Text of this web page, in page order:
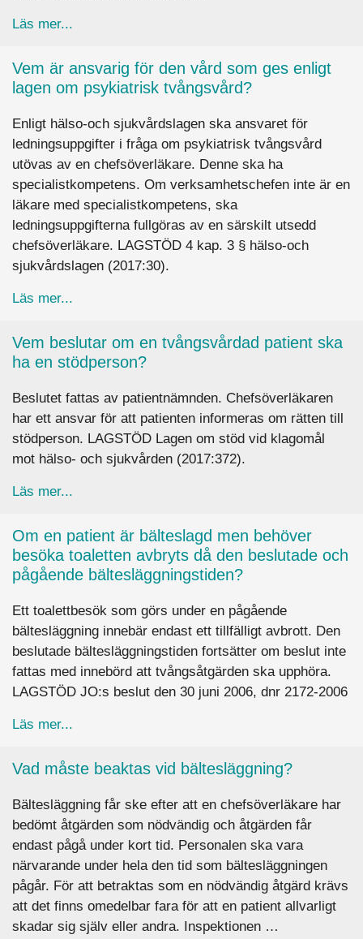
Läs mer...
Vem är ansvarig för den vård som ges enligt
lagen om psykiatrisk tvångsvård?
Enligt hälso-och sjukvårdslagen ska ansvaret för
ledningsuppgifter i fråga om psykiatrisk tvångsvård
utövas av en chefsöverläkare. Denne ska ha
specialistkompetens. Om verksamhetschefen inte är en
läkare med specialistkompetens, ska
ledningsuppgifterna fullgöras av en särskilt utsedd
chefsöverläkare. LAGSTÖD 4 kap. 3 § hälso-och
sjukvårdslagen (2017:30).
Läs mer...
Vem beslutar om en tvångsvårdad patient ska
ha en stödperson?
Beslutet fattas av patientnämnden. Chefsöverläkaren
har ett ansvar för att patienten informeras om rätten till
stödperson. LAGSTÖD Lagen om stöd vid klagomål
mot hälso- och sjukvården (2017:372).
Läs mer...
Om en patient är bälteslagd men behöver
besöka toaletten avbryts då den beslutade och
pågående bältesläggningstiden?
Ett toalettbesök som görs under en pågående
bältesläggning innebär endast ett tillfälligt avbrott. Den
beslutade bältesläggningstiden fortsätter om beslut inte
fattas med innebörd att tvångsåtgärden ska upphöra.
LAGSTÖD JO:s beslut den 30 juni 2006, dnr 2172-2006
Läs mer...
Vad måste beaktas vid bältesläggning?
Bältesläggning får ske efter att en chefsöverläkare har
bedömt åtgärden som nödvändig och åtgärden får
endast pågå under kort tid. Personalen ska vara
närvarande under hela den tid som bältesläggningen
pågår. För att betraktas som en nödvändig åtgärd krävs
att det finns omedelbar fara för att en patient allvarligt
skadar sig själv eller andra. Inspektionen …